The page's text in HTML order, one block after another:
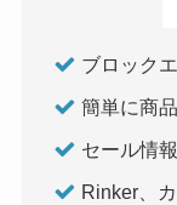
ブロック
簡単に商
セール情
Rinker、